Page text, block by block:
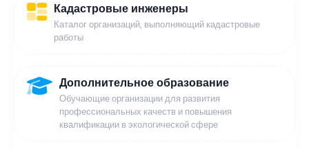
Кадастровые инженеры
Каталог организаций, выполняющий кадастровые
работы
Дополнительное образование
Обучающие организации для развития
профессиональных качеств и повышения
квалификации в экологической сфере